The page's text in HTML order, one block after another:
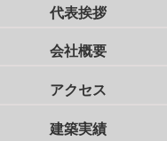
代表挨拶
会社概要
アクセス
建築実績